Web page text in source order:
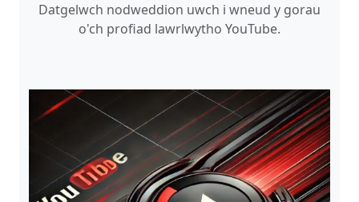
Datgelwch nodweddion uwch i wneud y gorau
o'ch profiad lawrlwytho YouTube.